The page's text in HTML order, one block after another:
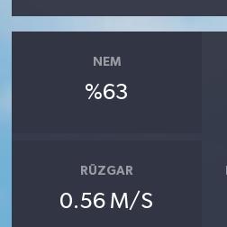
NEM
%63
RÜZGAR
0.56 M/S